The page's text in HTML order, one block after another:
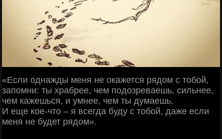
«Если однажды меня не окажется рядом с тобой,
запомни: ты храбрее, чем подозреваешь, сильнее,
чем кажешься, и умнее, чем ты думаешь.
И еще кое-что – я всегда буду с тобой, даже если
меня не будет рядом».